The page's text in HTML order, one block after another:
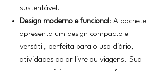
sustentável.
Design moderno e funcional : A pochete
apresenta um design compacto e
versátil, perfeita para o uso diário,
atividades ao ar livre ou viagens. Sua